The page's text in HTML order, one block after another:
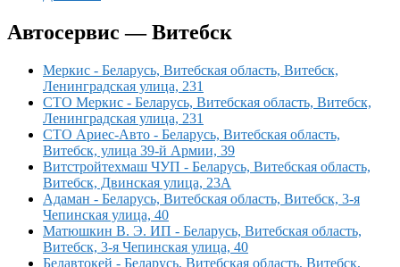
Автосервис — Витебск
Меркис - Беларусь, Витебская область, Витебск,
Ленинградская улица, 231
СТО Меркис - Беларусь, Витебская область, Витебск,
Ленинградская улица, 231
СТО Ариес-Авто - Беларусь, Витебская область,
Витебск, улица 39-й Армии, 39
Витстройтехмаш ЧУП - Беларусь, Витебская область,
Витебск, Двинская улица, 23А
Адаман - Беларусь, Витебская область, Витебск, 3-я
Чепинская улица, 40
Матюшкин В. Э. ИП - Беларусь, Витебская область,
Витебск, 3-я Чепинская улица, 40
Белавтокей - Беларусь, Витебская область, Витебск,